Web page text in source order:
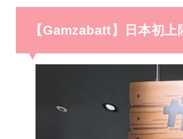
【Gamzabatt】日本初上